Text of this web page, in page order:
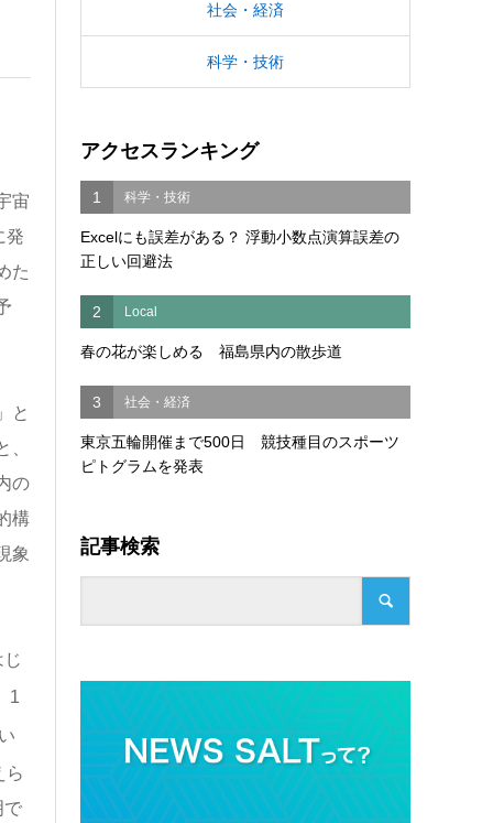
宙
発
た
と
の
構
象
1
ら
で
社会・経済
科学・技術
アクセスランキング
1 科学・技術
Excelにも誤差がある？ 浮動小数点演算誤差の
正しい回避法
2 Local
春の花が楽しめる 福島県内の散歩道
3 社会・経済
東京五輪開催まで500日 競技種目のスポーツ
ピトグラムを発表
記事検索